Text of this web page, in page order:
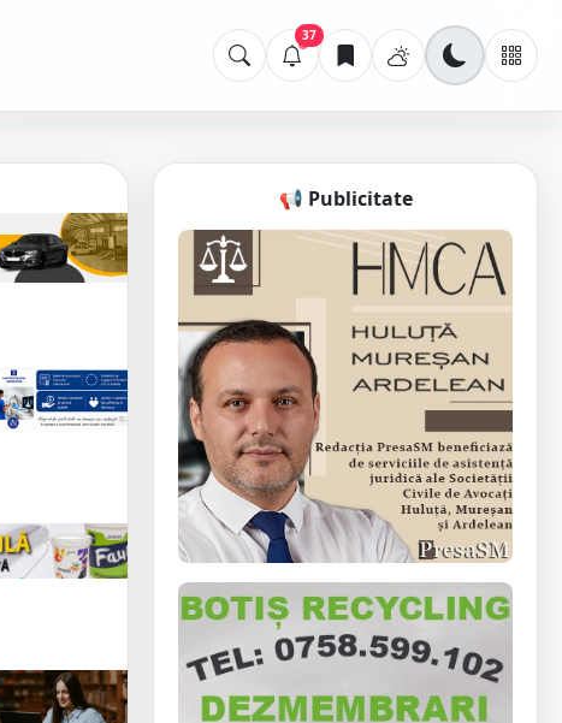
37
📢 Publicitate